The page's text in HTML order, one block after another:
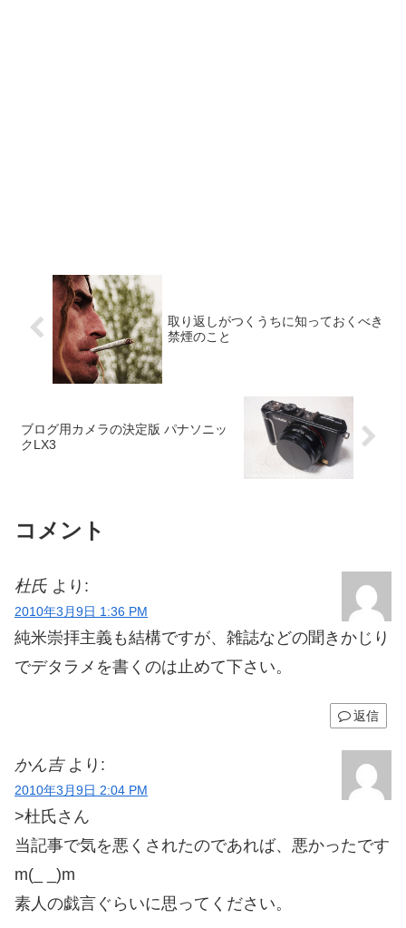
取り返しがつくうちに知っておくべき
禁煙のこと
ブログ用カメラの決定版 パナソニッ
クLX3
コメント
杜氏 より:
2010年3月9日 1:36 PM
純米崇拝主義も結構ですが、雑誌などの聞きかじり
でデタラメを書くのは止めて下さい。
返信
かん吉 より:
2010年3月9日 2:04 PM
>杜氏さん
当記事で気を悪くされたのであれば、悪かったです
m(_ _)m
素人の戯言ぐらいに思ってください。